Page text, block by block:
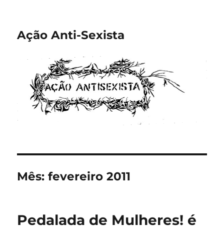
Ação Anti-Sexista
Mês:fevereiro 2011
Pedalada de Mulheres! é